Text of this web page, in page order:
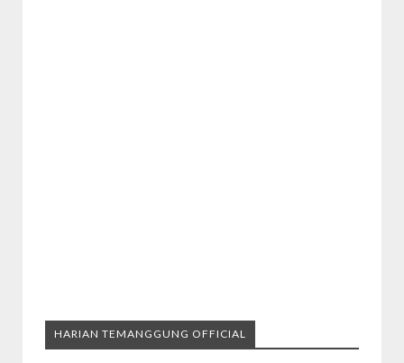
HARIAN TEMANGGUNG OFFICIAL